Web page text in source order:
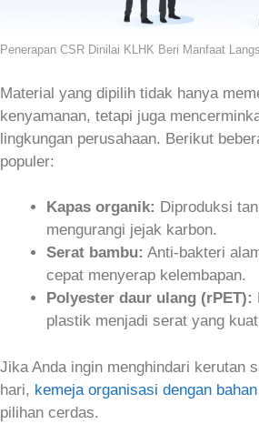
Penerapan CSR Dinilai KLHK Beri Manfaat
Material yang dipilih tidak hanya
kenyamanan, tetapi juga
lingkungan perusahaan. Berikut
populer:
Kapas organik: Diproduksi
mengurangi jejak karbon.
Serat bambu: Anti‑bakteri
cepat menyerap kelembapan.
Polyester daur ulang (rPET):
plastik menjadi serat yang
Jika Anda ingin menghindari kerutan
hari, kemeja organisasi dengan
pilihan cerdas.